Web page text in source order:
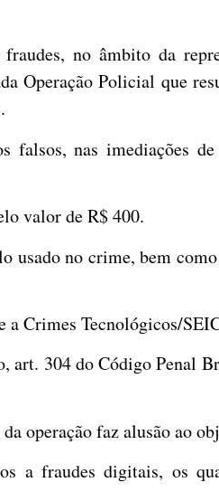
no âmbito da
Operação Policial que
falsos, nas imediações
valor de R$ 400.
usado no crime, bem
a Crimes Tecnológicos/
art. 304 do Código Penal
operação faz alusão ao
a fraudes digitais, os